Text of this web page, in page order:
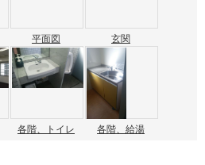
平面図 玄関
各階、トイレ 各階、給湯